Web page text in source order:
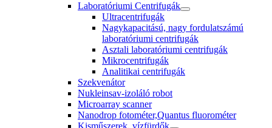
Laboratóriumi Centrifugák
Ultracentrifugák
Nagykapacitású, nagy fordulatszámú
laboratóriumi centrifugák
Asztali laboratóriumi centrifugák
Mikrocentrifugák
Analitikai centrifugák
Szekvenátor
Nukleinsav-izoláló robot
Microarray scanner
Nanodrop fotométer,Quantus fluorométer
Kisműszerek, vízfürdők